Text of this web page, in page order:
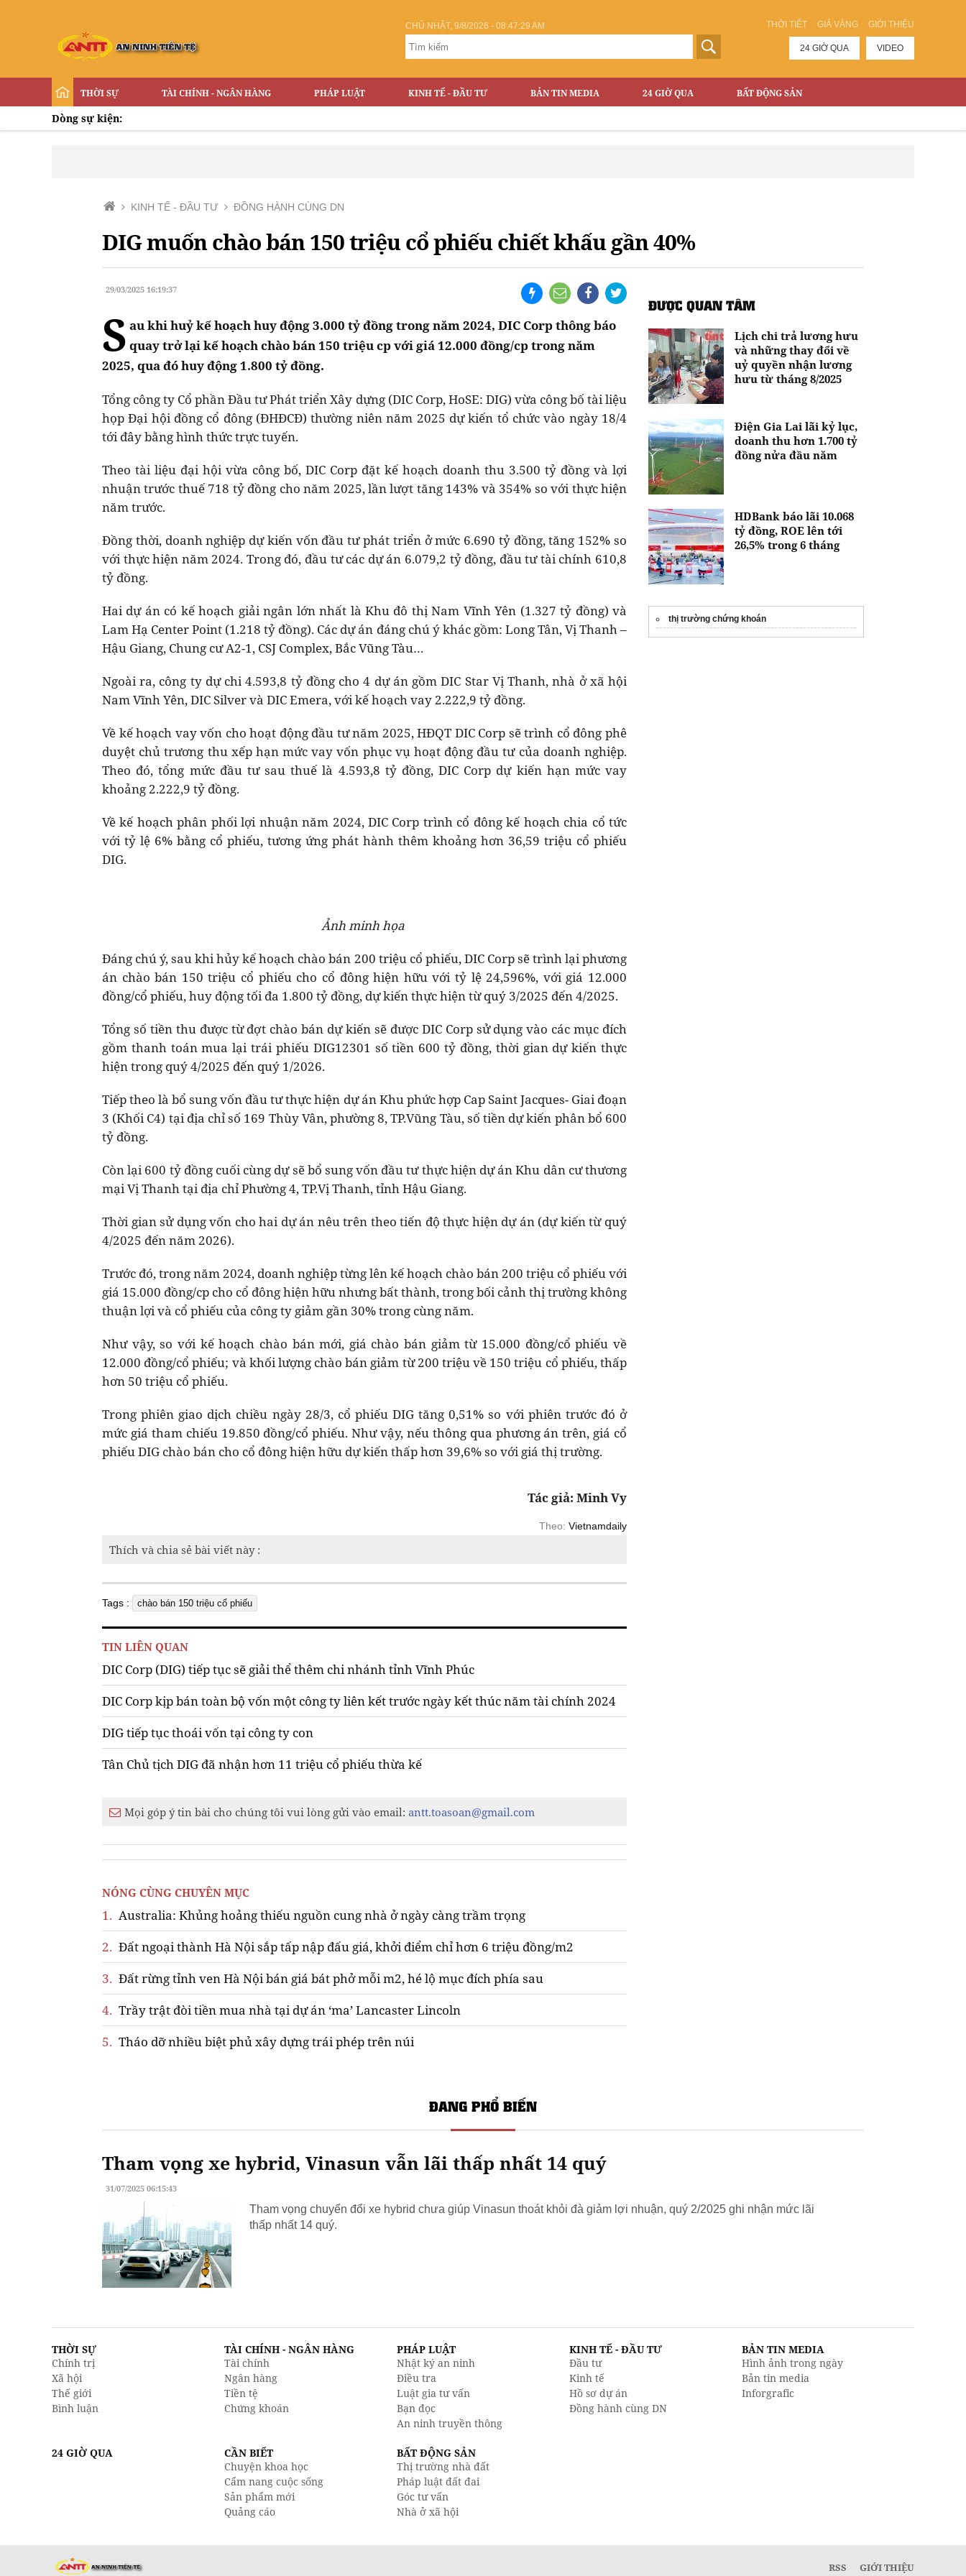
THỜI TIẾT GIÁ VÀNG GIỚI THIỆU
CHỦ NHẬT, 9/8/2026 - 08:47:30 AM
24 GIỜ QUA VIDEO
THỜI SỰ TÀI CHÍNH - NGÂN HÀNG PHÁP LUẬT KINH TẾ - ĐẦU TƯ BẢN TIN MEDIA 24 GIỜ QUA BẤT ĐỘNG SẢN
Dòng sự kiện:
KINH TẾ - ĐẦU TƯ ĐỒNG HÀNH CÙNG DN
DIG muốn chào bán 150 triệu cổ phiếu chiết khấu gần 40%
29/03/2025 16:19:37
S au khi huỷ kế hoạch huy động 3.000 tỷ đồng trong năm 2024, DIC Corp thông báo
quay trở lại kế hoạch chào bán 150 triệu cp với giá 12.000 đồng/cp trong năm
2025, qua đó huy động 1.800 tỷ đồng.
Tổng công ty Cổ phần Đầu tư Phát triển Xây dựng (DIC Corp, HoSE: DIG) vừa công bố tài liệu
họp Đại hội đồng cổ đông (ĐHĐCĐ) thường niên năm 2025 dự kiến tổ chức vào ngày 18/4
tới đây bằng hình thức trực tuyến.
Theo tài liệu đại hội vừa công bố, DIC Corp đặt kế hoạch doanh thu 3.500 tỷ đồng và lợi
nhuận trước thuế 718 tỷ đồng cho năm 2025, lần lượt tăng 143% và 354% so với thực hiện
năm trước.
Đồng thời, doanh nghiệp dự kiến vốn đầu tư phát triển ở mức 6.690 tỷ đồng, tăng 152% so
với thực hiện năm 2024. Trong đó, đầu tư các dự án 6.079,2 tỷ đồng, đầu tư tài chính 610,8
tỷ đồng.
Hai dự án có kế hoạch giải ngân lớn nhất là Khu đô thị Nam Vĩnh Yên (1.327 tỷ đồng) và
Lam Hạ Center Point (1.218 tỷ đồng). Các dự án đáng chú ý khác gồm: Long Tân, Vị Thanh –
Hậu Giang, Chung cư A2-1, CSJ Complex, Bắc Vũng Tàu…
Ngoài ra, công ty dự chi 4.593,8 tỷ đồng cho 4 dự án gồm DIC Star Vị Thanh, nhà ở xã hội
Nam Vĩnh Yên, DIC Silver và DIC Emera, với kế hoạch vay 2.222,9 tỷ đồng.
Về kế hoạch vay vốn cho hoạt động đầu tư năm 2025, HĐQT DIC Corp sẽ trình cổ đông phê
duyệt chủ trương thu xếp hạn mức vay vốn phục vụ hoạt động đầu tư của doanh nghiệp.
Theo đó, tổng mức đầu tư sau thuế là 4.593,8 tỷ đồng, DIC Corp dự kiến hạn mức vay
khoảng 2.222,9 tỷ đồng.
Về kế hoạch phân phối lợi nhuận năm 2024, DIC Corp trình cổ đông kế hoạch chia cổ tức
với tỷ lệ 6% bằng cổ phiếu, tương ứng phát hành thêm khoảng hơn 36,59 triệu cổ phiếu
DIG.
Ảnh minh họa
Đáng chú ý, sau khi hủy kế hoạch chào bán 200 triệu cổ phiếu, DIC Corp sẽ trình lại phương
án chào bán 150 triệu cổ phiếu cho cổ đông hiện hữu với tỷ lệ 24,596%, với giá 12.000
đồng/cổ phiếu, huy động tối đa 1.800 tỷ đồng, dự kiến thực hiện từ quý 3/2025 đến 4/2025.
Tổng số tiền thu được từ đợt chào bán dự kiến sẽ được DIC Corp sử dụng vào các mục đích
gồm thanh toán mua lại trái phiếu DIG12301 số tiền 600 tỷ đồng, thời gian dự kiến thực
hiện trong quý 4/2025 đến quý 1/2026.
Tiếp theo là bổ sung vốn đầu tư thực hiện dự án Khu phức hợp Cap Saint Jacques- Giai đoạn
3 (Khối C4) tại địa chỉ số 169 Thùy Vân, phường 8, TP.Vũng Tàu, số tiền dự kiến phân bổ 600
tỷ đồng.
Còn lại 600 tỷ đồng cuối cùng dự sẽ bổ sung vốn đầu tư thực hiện dự án Khu dân cư thương
mại Vị Thanh tại địa chỉ Phường 4, TP.Vị Thanh, tỉnh Hậu Giang.
Thời gian sử dụng vốn cho hai dự án nêu trên theo tiến độ thực hiện dự án (dự kiến từ quý
4/2025 đến năm 2026).
Trước đó, trong năm 2024, doanh nghiệp từng lên kế hoạch chào bán 200 triệu cổ phiếu với
giá 15.000 đồng/cp cho cổ đông hiện hữu nhưng bất thành, trong bối cảnh thị trường không
thuận lợi và cổ phiếu của công ty giảm gần 30% trong cùng năm.
Như vậy, so với kế hoạch chào bán mới, giá chào bán giảm từ 15.000 đồng/cổ phiếu về
12.000 đồng/cổ phiếu; và khối lượng chào bán giảm từ 200 triệu về 150 triệu cổ phiếu, thấp
hơn 50 triệu cổ phiếu.
Trong phiên giao dịch chiều ngày 28/3, cổ phiếu DIG tăng 0,51% so với phiên trước đó ở
mức giá tham chiếu 19.850 đồng/cổ phiếu. Như vậy, nếu thông qua phương án trên, giá cổ
phiếu DIG chào bán cho cổ đông hiện hữu dự kiến thấp hơn 39,6% so với giá thị trường.
Tác giả: Minh Vy
Theo: Vietnamdaily
Thích và chia sẻ bài viết này :
Tags : chào bán 150 triệu cổ phiếu
TIN LIÊN QUAN
DIC Corp (DIG) tiếp tục sẽ giải thể thêm chi nhánh tỉnh Vĩnh Phúc
DIC Corp kịp bán toàn bộ vốn một công ty liên kết trước ngày kết thúc năm tài chính 2024
DIG tiếp tục thoái vốn tại công ty con
Tân Chủ tịch DIG đã nhận hơn 11 triệu cổ phiếu thừa kế
Mọi góp ý tin bài cho chúng tôi vui lòng gửi vào email: antt.toasoan@gmail.com
NÓNG CÙNG CHUYÊN MỤC
1. Australia: Khủng hoảng thiếu nguồn cung nhà ở ngày càng trầm trọng
2. Đất ngoại thành Hà Nội sắp tấp nập đấu giá, khởi điểm chỉ hơn 6 triệu đồng/m2
3. Đất rừng tỉnh ven Hà Nội bán giá bát phở mỗi m2, hé lộ mục đích phía sau
4. Trầy trật đòi tiền mua nhà tại dự án ‘ma’ Lancaster Lincoln
5. Tháo dỡ nhiều biệt phủ xây dựng trái phép trên núi
ĐƯỢC QUAN TÂM
Lịch chi trả lương hưu
và những thay đổi về
uỷ quyền nhận lương
hưu từ tháng 8/2025
Điện Gia Lai lãi kỷ lục,
doanh thu hơn 1.700 tỷ
đồng nửa đầu năm
HDBank báo lãi 10.068
tỷ đồng, ROE lên tới
26,5% trong 6 tháng
thị trường chứng khoán
ĐANG PHỔ BIẾN
Tham vọng xe hybrid, Vinasun vẫn lãi thấp nhất 14 quý
31/07/2025 06:15:43
Tham vọng chuyển đổi xe hybrid chưa giúp Vinasun thoát khỏi đà giảm lợi nhuận, quý 2/2025 ghi nhận mức lãi
thấp nhất 14 quý.
THỜI SỰ
Chính trị
Xã hội
Thế giới
Bình luận
TÀI CHÍNH - NGÂN HÀNG
Tài chính
Ngân hàng
Tiền tệ
Chứng khoán
PHÁP LUẬT
Nhật ký an ninh
Điều tra
Luật gia tư vấn
Bạn đọc
An ninh truyền thông
KINH TẾ - ĐẦU TƯ
Đầu tư
Kinh tế
Hồ sơ dự án
Đồng hành cùng DN
BẢN TIN MEDIA
Hình ảnh trong ngày
Bản tin media
Inforgrafic
24 GIỜ QUA
CẦN BIẾT
Chuyện khoa học
Cẩm nang cuộc sống
Sản phẩm mới
Quảng cáo
BẤT ĐỘNG SẢN
Thị trường nhà đất
Pháp luật đất đai
Góc tư vấn
Nhà ở xã hội
RSS GIỚI THIỆU